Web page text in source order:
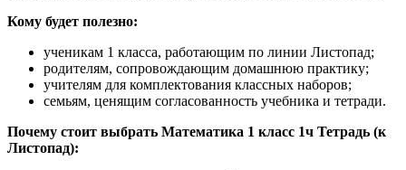
Кому будет полезно:
ученикам 1 класса, работающим по линии Листопад;
родителям, сопровождающим домашнюю практику;
учителям для комплектования классных наборов;
семьям, ценящим согласованность учебника и тетради.
Почему стоит выбрать Математика 1 класс 1ч Тетрадь (к
Листопад):